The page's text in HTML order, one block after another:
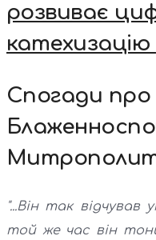
розвиває
катехизацію
Спогади про
"...Він так відчував
той же час він